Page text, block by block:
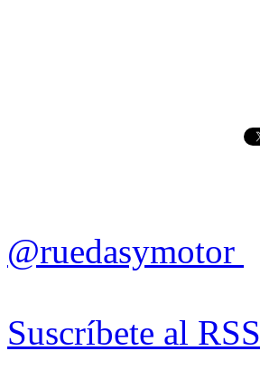
@ruedasymotor
Suscríbete al RSS